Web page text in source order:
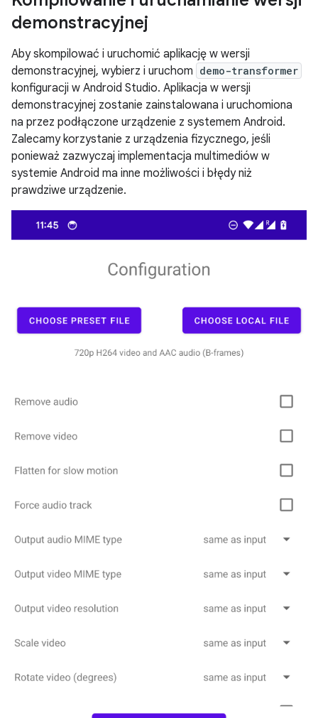
demonstracyjnej
Aby skompilować i uruchomić aplikację w wersji
demonstracyjnej, wybierz i uruchom demo-transformer
konfiguracji w Android Studio. Aplikacja w wersji
demonstracyjnej zostanie zainstalowana i uruchomiona
na przez podłączone urządzenie z systemem Android.
Zalecamy korzystanie z urządzenia fizycznego, jeśli
ponieważ zazwyczaj implementacja multimediów w
systemie Android ma inne możliwości i błędy niż
prawdziwe urządzenie.